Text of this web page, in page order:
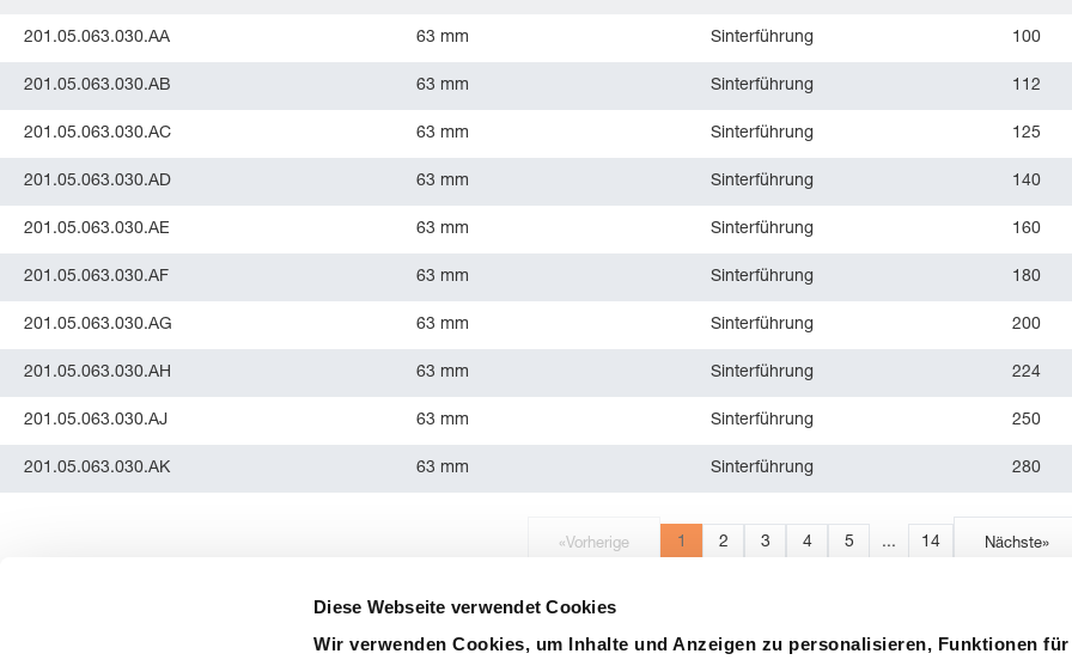
Diese Webseite verwendet Cookies
Wir verwenden Cookies, um Inhalte und Anzeigen zu personalisieren, Funktionen für
201.05.063.030.AA 63 mm Sinterführung 100
201.05.063.030.AB 63 mm Sinterführung 112
201.05.063.030.AC 63 mm Sinterführung 125
201.05.063.030.AD 63 mm Sinterführung 140
201.05.063.030.AE 63 mm Sinterführung 160
201.05.063.030.AF 63 mm Sinterführung 180
201.05.063.030.AG 63 mm Sinterführung 200
201.05.063.030.AH 63 mm Sinterführung 224
201.05.063.030.AJ 63 mm Sinterführung 250
201.05.063.030.AK 63 mm Sinterführung 280
«Vorherige 1 2 3 4 5 ... 14 Nächste»